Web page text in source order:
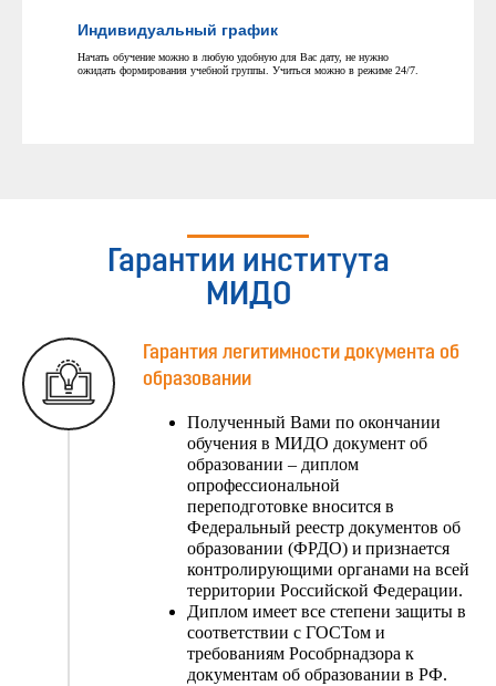
Индивидуальный график
Начать обучение можно в любую удобную для Вас дату, не нужно
ожидать формирования учебной группы. Учиться можно в режиме 24/7.
Гарантии института
МИДО
Гарантия легитимности документа об
образовании
Полученный Вами по окончании
обучения в МИДО документ об
образовании – диплом
опрофессиональной
переподготовке вносится в
Федеральный реестр документов об
образовании (ФРДО) и признается
контролирующими органами на всей
территории Российской Федерации.
Диплом имеет все степени защиты в
соответствии с ГОСТом и
требованиям Рособрнадзора к
документам об образовании в РФ.